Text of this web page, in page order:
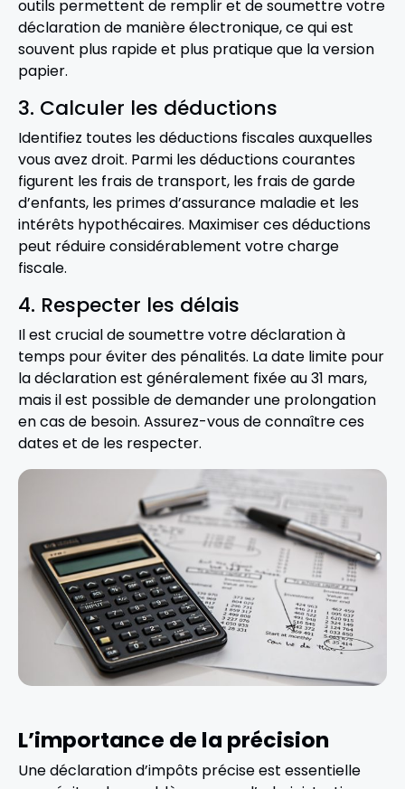
outils permettent de remplir et de soumettre votre
déclaration de manière électronique, ce qui est
souvent plus rapide et plus pratique que la version
papier.
3. Calculer les déductions
Identifiez toutes les déductions fiscales auxquelles
vous avez droit. Parmi les déductions courantes
figurent les frais de transport, les frais de garde
d’enfants, les primes d’assurance maladie et les
intérêts hypothécaires. Maximiser ces déductions
peut réduire considérablement votre charge
fiscale.
4. Respecter les délais
Il est crucial de soumettre votre déclaration à
temps pour éviter des pénalités. La date limite pour
la déclaration est généralement fixée au 31 mars,
mais il est possible de demander une prolongation
en cas de besoin. Assurez-vous de connaître ces
dates et de les respecter.
L’importance de la précision
Une déclaration d’impôts précise est essentielle